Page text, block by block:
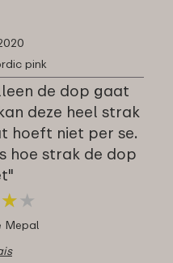
pink
de dop gaat
deze heel strak
hoeft niet per se.
hoe strak de dop
★ ★
★ ★
Mepal